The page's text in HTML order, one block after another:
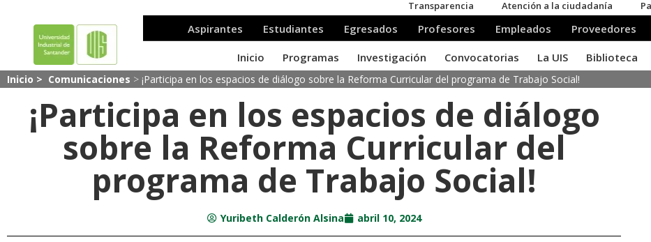
Inicio > Comunicaciones > ¡Participa en los espacios de diálogo sobre la Reforma Curricular del programa de Trabajo Social!
¡Participa en los espacios de diálogo
sobre la Reforma Curricular del
programa de Trabajo Social!
Yuribeth Calderón Alsina abril 10, 2024